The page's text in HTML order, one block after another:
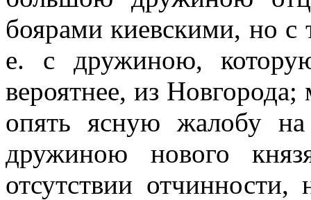
боярами киевскими, но
е. с дружиною,
вероятнее, из
опять ясную жалобу
дружиною нового
отсутствии отчинности,